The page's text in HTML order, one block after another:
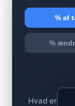
% af
%
Hvad er